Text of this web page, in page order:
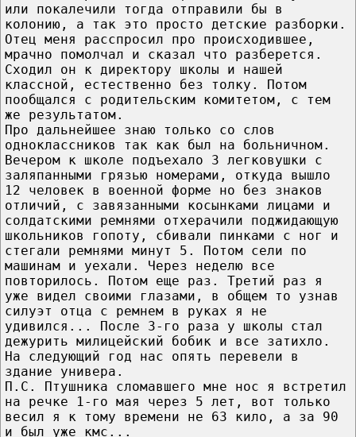
или покалечили тогда отправили бы в
колонию, а так это просто детские разборки.
Отец меня расспросил про происходившее,
мрачно помолчал и сказал что разберется.
Сходил он к директору школы и нашей
классной, естественно без толку. Потом
пообщался с родительским комитетом, с тем
же результатом.
Про дальнейшее знаю только со слов
одноклассников так как был на больничном.
Вечером к школе подъехало 3 легковушки с
заляпанными грязью номерами, откуда вышло
12 человек в военной форме но без знаков
отличий, с завязанными косынками лицами и
солдатскими ремнями отхерачили поджидающую
школьников гопоту, сбивали пинками с ног и
стегали ремнями минут 5. Потом сели по
машинам и уехали. Через неделю все
повторилось. Потом еще раз. Третий раз я
уже видел своими глазами, в общем то узнав
силуэт отца с ремнем в руках я не
удивился... После 3-го раза у школы стал
дежурить милицейский бобик и все затихло.
На следующий год нас опять перевели в
здание универа.
П.С. Птушника сломавшего мне нос я встретил
на речке 1-го мая через 5 лет, вот только
весил я к тому времени не 63 кило, а за 90
и был уже кмс...